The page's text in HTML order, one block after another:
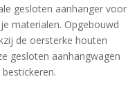
gesloten aanhanger voor
materialen. Opgebouwd
de oersterke houten
gesloten aanhangwagen